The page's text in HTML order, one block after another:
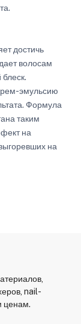
достичь
волосам
эмульсию
Формула
таким
на
на
nail-
ценам.